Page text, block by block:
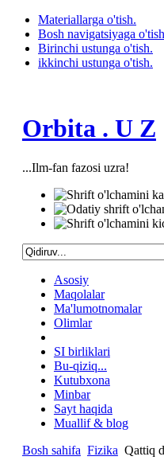
Materiallarga o'tish.
Bosh navigatsiyaga
Birinchi ustunga o'tish.
ikkinchi ustunga o'tish.
Orbita . U Z
...Ilm-fan fazosi uzra!
Asosiy
Maqolalar
Ma'lumotnomalar
Olimlar
SI birliklari
Bu-qiziq...
Kutubxona
Minbar
Sayt haqida
Muallif & blog
Bosh sahifa Fizika Qattiq